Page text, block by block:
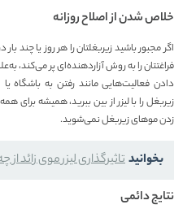
خلاص شدن از اصلاح روزانه
اگر مجبور باشید زیربغلتان را هر روز یا چند
فراغتتان را به روش آزاردهنده‌ای پر می‌کند،
دادن فعالیت‌هایی مانند رفتن به باشگاه
زیربغل را با لیزر از بین ببرید، همیشه برای
زدن موهای زیربغل نمی‌شوید.
بخوانیدتاثیرگذاری لیزر موی زائد
نتایج دائمی